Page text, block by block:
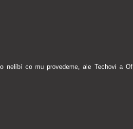
nelíbí co mu provedeme, ale Techovi a Of